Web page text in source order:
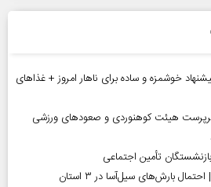
چی درست کنم؟ | ۲۰ پیشنهاد خوشمزه و ساده برای ناهار امروز + غذاهای
هیئت کوهنوردی و صعودهای ورزشی
تأمین اجتماعی